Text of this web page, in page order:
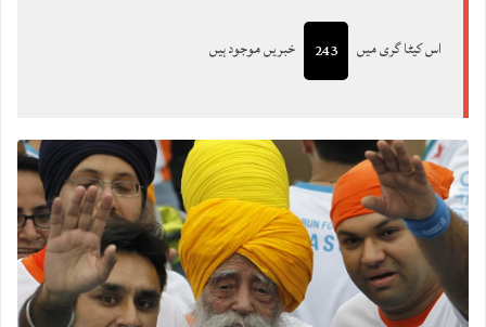
اس کیٹا گری میں 243 خبریں موجود ہیں